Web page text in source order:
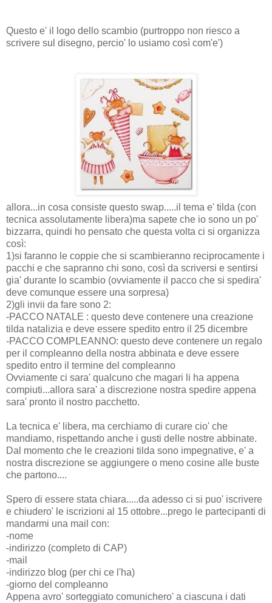
Questo e' il logo dello scambio (purtroppo non riesco a
scrivere sul disegno, percio' lo usiamo così com'e')
allora...in cosa consiste questo swap.....il tema e' tilda (con
tecnica assolutamente libera)ma sapete che io sono un po'
bizzarra, quindi ho pensato che questa volta ci si organizza
così:
1)si faranno le coppie che si scambieranno reciprocamente i
pacchi e che sapranno chi sono, così da scriversi e sentirsi
gia' durante lo scambio (ovviamente il pacco che si spedira'
deve comunque essere una sorpresa)
2)gli invii da fare sono 2:
-PACCO NATALE : questo deve contenere una creazione
tilda natalizia e deve essere spedito entro il 25 dicembre
-PACCO COMPLEANNO: questo deve contenere un regalo
per il compleanno della nostra abbinata e deve essere
spedito entro il termine del compleanno
Ovviamente ci sara' qualcuno che magari li ha appena
compiuti...allora sara' a discrezione nostra spedire appena
sara' pronto il nostro pacchetto.
La tecnica e' libera, ma cerchiamo di curare cio' che
mandiamo, rispettando anche i gusti delle nostre abbinate.
Dal momento che le creazioni tilda sono impegnative, e' a
nostra discrezione se aggiungere o meno cosine alle buste
che partono....
Spero di essere stata chiara.....da adesso ci si puo' iscrivere
e chiudero' le iscrizioni al 15 ottobre...prego le partecipanti di
mandarmi una mail con:
-nome
-indirizzo (completo di CAP)
-mail
-indirizzo blog (per chi ce l'ha)
-giorno del compleanno
Appena avro' sorteggiato comunichero' a ciascuna i dati